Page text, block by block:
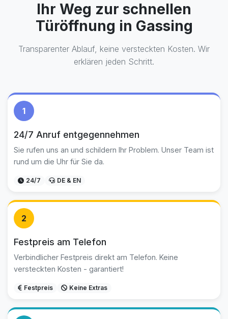
Ihr Weg zur schnellen
Türöffnung in Gassing
Transparenter Ablauf, keine versteckten Kosten. Wir
erklären jeden Schritt.
1
24/7 Anruf entgegennehmen
Sie rufen uns an und schildern Ihr Problem. Unser Team ist
rund um die Uhr für Sie da.
24/7 DE & EN
2
Festpreis am Telefon
Verbindlicher Festpreis direkt am Telefon. Keine
versteckten Kosten - garantiert!
Festpreis Keine Extras